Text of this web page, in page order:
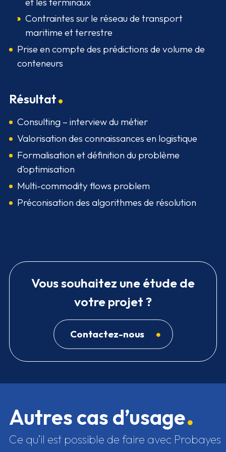
Contraintes sur le réseau de transport
maritime et terrestre
Prise en compte des prédictions de volume de
conteneurs
Résultat
Consulting – interview du métier
Valorisation des connaissances en logistique
Formalisation et définition du problème
d’optimisation
Multi-commodity flows problem
Préconisation des algorithmes de résolution
Vous souhaitez une étude de
votre projet ?
Contactez-nous
Autres cas d’usage
Ce qu’il est possible de faire avec Probayes